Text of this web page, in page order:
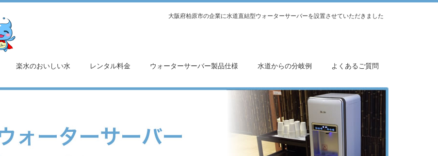
楽水のおいしい水 レンタル料金 ウォーターサーバー製品仕様 水道からの分岐例 よくあるご質問
大阪府柏原市の企業に水道直結型ウォーターサーバーを設置させていただきました